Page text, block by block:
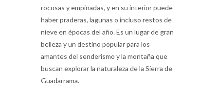
rocosas y empinadas, y en su interior puede
haber praderas, lagunas o incluso restos de
nieve en épocas del año. Es un lugar de gran
belleza y un destino popular para los
amantes del senderismo y la montaña que
buscan explorar la naturaleza de la Sierra de
Guadarrama.